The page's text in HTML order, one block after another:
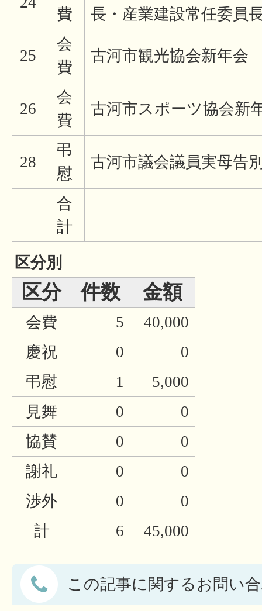
費
長・産業建設常任委員
25
会
費
古河市観光協会新年会
26
会
費
古河市スポーツ協会新
28
弔
慰
古河市議会議員実母告
合
計
区分別
区分 件数 金額
会費 5
40,000
慶祝
0
0
弔慰
1
5,000
見舞
0
0
協賛
0
0
謝礼
0
0
渉外
0
0
計
6 45,000
この記事に関するお問い